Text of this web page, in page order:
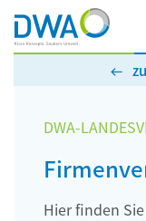
DWA-
Hier finden